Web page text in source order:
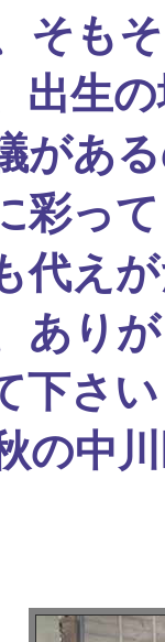
そも
出生
があ
彩っ
代え
あり
下さい
の中